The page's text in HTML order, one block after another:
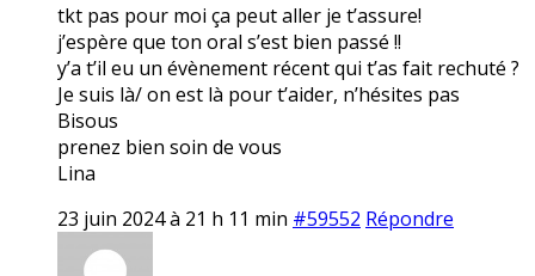
tkt pas pour moi ça peut aller je t’assure!
j’espère que ton oral s’est bien passé !!
y’a t’il eu un évènement récent qui t’as fait rechuté ?
Je suis là/ on est là pour t’aider, n’hésites pas
Bisous
prenez bien soin de vous
Lina
23 juin 2024 à 21 h 11 min #59552 Répondre